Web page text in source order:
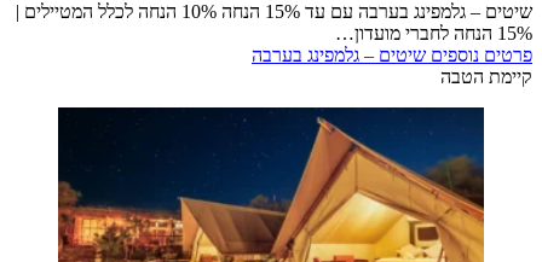
שיטים – גלמפינג בערבה עם עד 15% הנחה 10% הנחה לכלל המטיילים |
15% הנחה לחברי מועדון…
פרטים נוספים שיטים – גלמפינג בערבה
קיימת הטבה